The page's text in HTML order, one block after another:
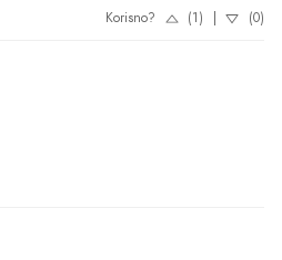
Korisno? (1) | (0)